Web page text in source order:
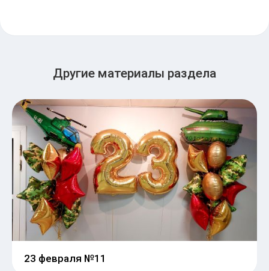
Другие материалы раздела
23 февраля №11